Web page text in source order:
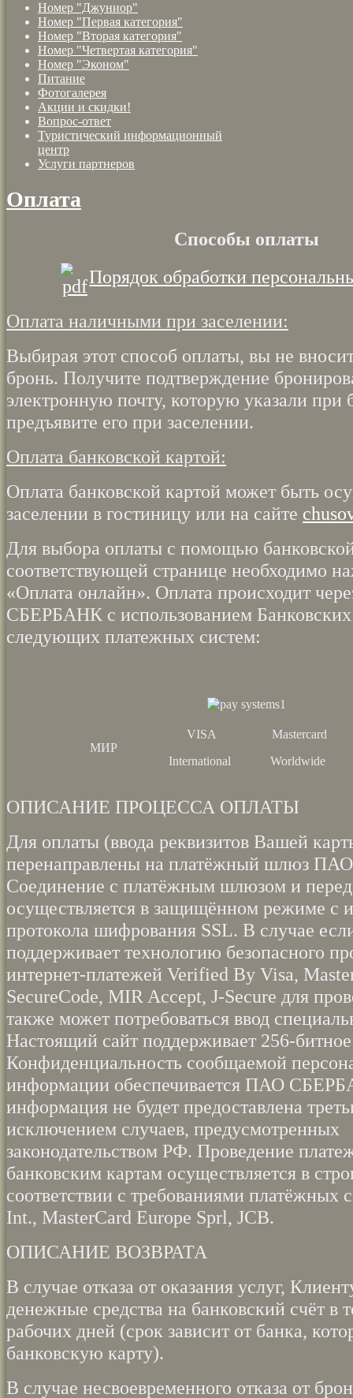
Номер "Джуниор"
Номер "Первая категория"
Номер "Вторая категория"
Номер "Четвертая категория"
Номер "Эконом"
Питание
Фотогалерея
Акции и скидки!
Вопрос-ответ
Туристический информационный
центр
Услуги партнеров
Оплата
Способы оплаты
Порядок обработки
Оплата наличными при заселении:
Выбирая этот способ оплаты, вы не
бронь. Получите подтверждение
электронную почту, которую указали при
предъявите его при заселении.
Оплата банковской картой:
Оплата банковской картой может быть
заселении в гостиницу или на сайте
Для выбора оплаты с помощью
соответствующей странице необходимо
«Оплата онлайн». Оплата происходит
СБЕРБАНК с использованием Банковских
следующих платежных систем:
МИР
VISA
International
Mastercard
Worldwide
ОПИСАНИЕ ПРОЦЕССА ОПЛАТЫ
Для оплаты (ввода реквизитов Вашей
перенаправлены на платёжный шлюз
Соединение с платёжным шлюзом и
осуществляется в защищённом режиме с
протокола шифрования SSL. В случае
поддерживает технологию безопасного
интернет-платежей Verified By Visa,
SecureCode, MIR Accept, J-Secure для
также может потребоваться ввод
Настоящий сайт поддерживает 256-
Конфиденциальность сообщаемой
информации обеспечивается ПАО
информация не будет предоставлена
исключением случаев, предусмотренных
законодательством РФ. Проведение
банковским картам осуществляется в
соответствии с требованиями
Int., MasterCard Europe Sprl, JCB.
ОПИСАНИЕ ВОЗВРАТА
В случае отказа от оказания услуг,
денежные средства на банковский счёт в
рабочих дней (срок зависит от банка,
банковскую карту).
В случае несвоевременного отказа от